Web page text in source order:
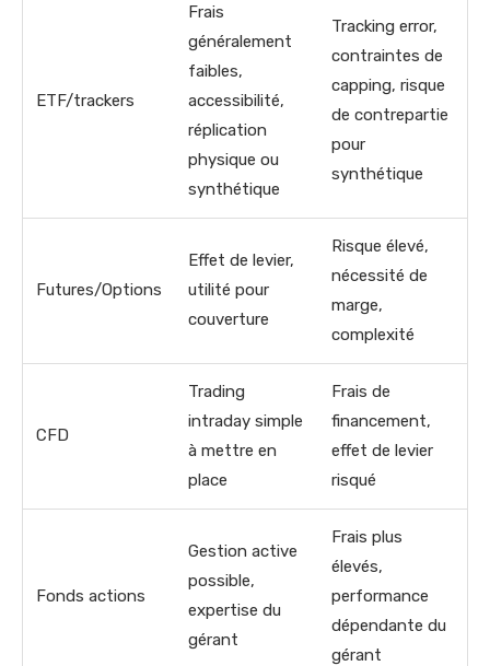
ETF/trackers
Frais
généralement
faibles,
accessibilité,
réplication
physique ou
synthétique
Tracking error,
contraintes de
capping, risque
de contrepartie
pour
synthétique
Futures/Options
Effet de levier,
utilité pour
couverture
Risque élevé,
nécessité de
marge,
complexité
CFD
Trading
intraday simple
à mettre en
place
Frais de
financement,
effet de levier
risqué
Fonds actions
Gestion active
possible,
expertise du
gérant
Frais plus
élevés,
performance
dépendante du
gérant